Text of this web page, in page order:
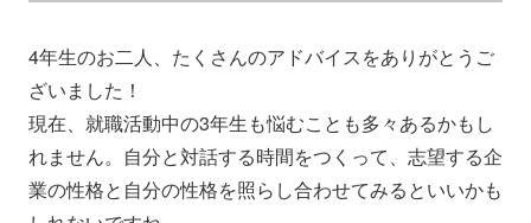
4年生のお二人、たくさんのアドバイスをありがとうご
ざいました！
現在、就職活動中の3年生も悩むことも多々あるかもし
れません。自分と対話する時間をつくって、志望する企
業の性格と自分の性格を照らし合わせてみるといいかも